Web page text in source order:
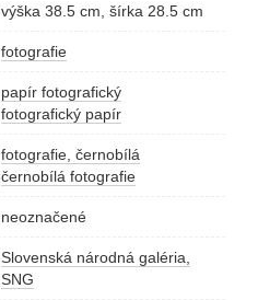
výška 38.5 cm, šírka 28.5 cm
fotografie
papír fotografický
fotografický papír
fotografie, černobílá
černobílá fotografie
neoznačené
Slovenská národná galéria,
SNG